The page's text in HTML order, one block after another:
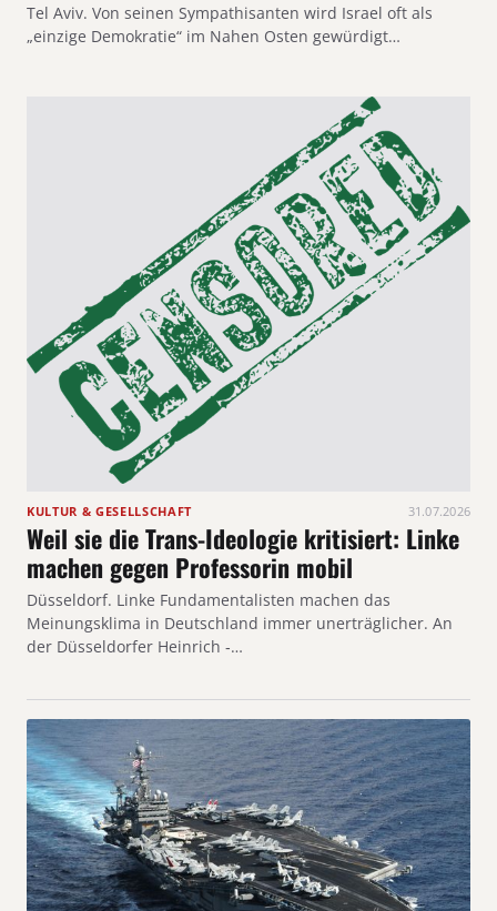
Tel Aviv. Von seinen Sympathisanten wird Israel oft als
„einzige Demokratie“ im Nahen Osten gewürdigt…
KULTUR & GESELLSCHAFT 31.07.2026
Weil sie die Trans-Ideologie kritisiert: Linke
machen gegen Professorin mobil
Düsseldorf. Linke Fundamentalisten machen das
Meinungsklima in Deutschland immer unerträglicher. An
der Düsseldorfer Heinrich ‑…